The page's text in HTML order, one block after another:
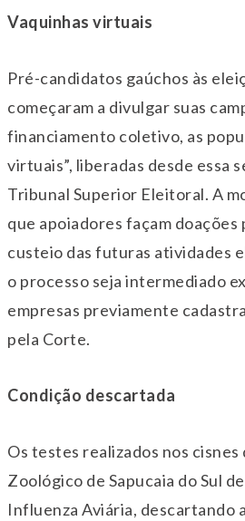
Vaquinhas virtuais
Pré-candidatos gaúchos às
começaram a divulgar suas
financiamento coletivo, as
virtuais”, liberadas desde essa
Tribunal Superior Eleitoral. A
que apoiadores façam
custeio das futuras atividades
o processo seja intermediado
empresas previamente
pela Corte.
Condição descartada
Os testes realizados nos
Zoológico de Sapucaia do Sul
Influenza Aviária, descartando